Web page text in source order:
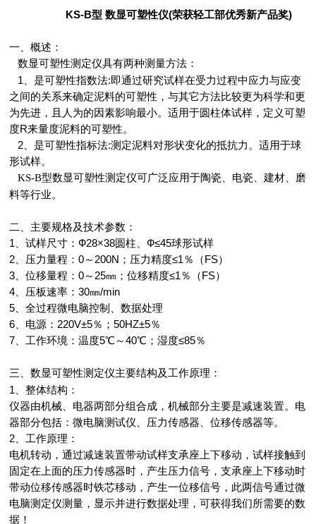
KS-B型 数显可塑性仪(荣获轻工部优秀新产品奖)
一、概述：
数显可塑性测定仪具有两种测量方法：
1、是可塑性指数法:即通过研究试样在受力过程中应力与应变
之间的关系来确定泥料的可塑性，与其它方法比较更为科学和更
为先进，且人为的因素影响最小。适用于圆柱体试样，定义可塑
度R来量度泥料的可塑性。
2、是可塑性指标法:测定泥料对形状变化的抵抗力。适用于球
形试样。
KS-B型数显可塑性测定仪可广泛应用于陶瓷、电瓷、建材、磨
料等行业。
二、主要规格及技术参数：
1、试样尺寸：Ф28×38圆柱、Ф≤45球形试样
2、压力量程：0～200N；压力精度≤1％（FS）
3、位移量程：0～25㎜；位移精度≤1％（FS）
4、压板速率：30㎜/min
5、全过程微电脑控制、数据处理
6、电源：220V±5％；50HZ±5％
7、工作环境：温度5℃～40℃；湿度≤85％
三、数显可塑性测定仪主要结构及工作原理：
1、整体结构：
仪器由机械、电器两部分组合成，机械部分主要是减速装置。电
器部分包括：微电脑测试仪、压力传感器、位移传感器等。
2、工作原理：
电机转动，通过减速装置带动试样支承座上下移动，试样接触到
固定在上面的压力传感器时，产生压力信号，支承座上下移动时
带动位移传感器时铁芯移动，产生一位移信号，此两信号通过微
电脑测定仪测量，显示并进行数据处理，可获得我们所需要的数
据！